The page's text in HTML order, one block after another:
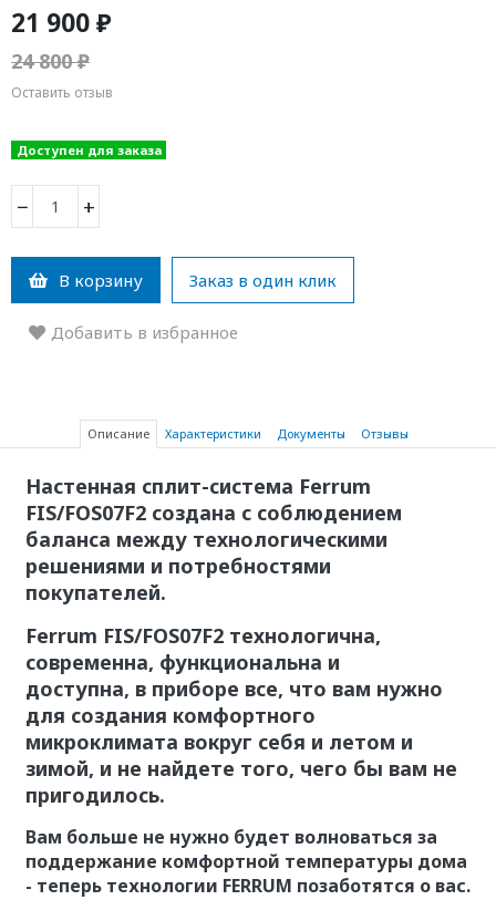
21 900 ₽
24 800 ₽
Оставить отзыв
Доступен для заказа
− +
В корзину Заказ в один клик
Добавить в избранное
Описание Характеристики Документы Отзывы
Настенная сплит-система Ferrum
FIS/FOS07F2 создана с соблюдением
баланса между технологическими
решениями и потребностями
покупателей.
Ferrum FIS/FOS07F2технологична,
современна, функциональна и
доступна, в приборе все, что вам нужно
для создания комфортного
микроклимата вокруг себя и летом и
зимой, и не найдете того, чего бы вам не
пригодилось.
Вам больше не нужно будет волноваться за
поддержание комфортной температуры дома
- теперь технологии FERRUM позаботятся о вас.